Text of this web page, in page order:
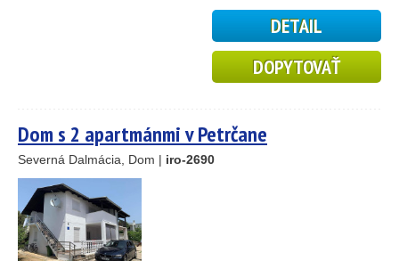
25
DETAIL
DOPYTOVAŤ
Dom s 2 apartmánmi v Petrčane
Severná Dalmácia, Dom | iro-2690